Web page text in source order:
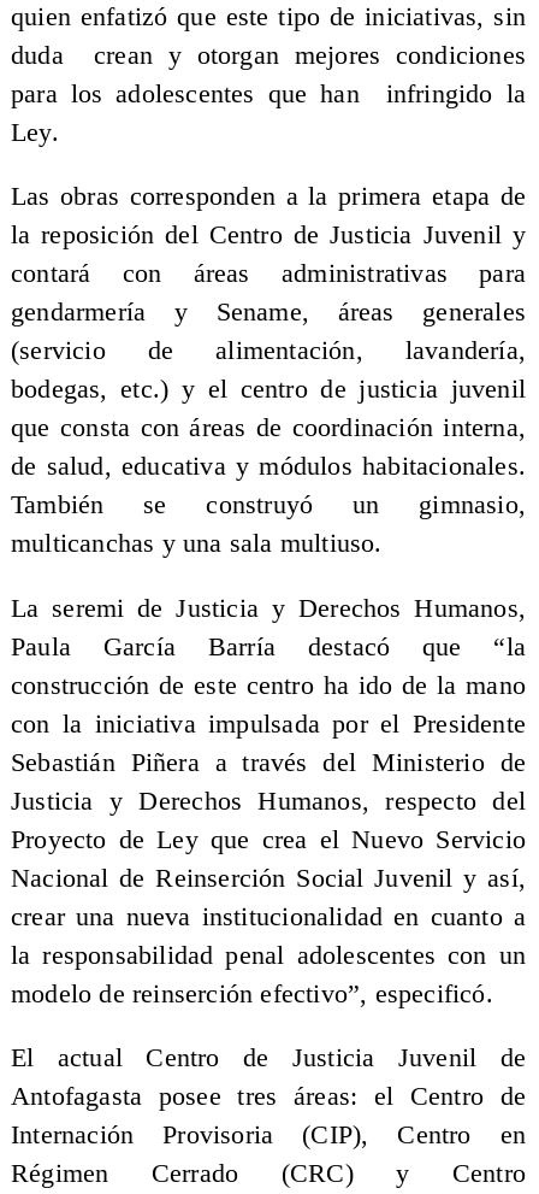
quien enfatizó que este tipo de iniciativas, sin
duda crean y otorgan mejores condiciones
para los adolescentes que han infringido la
Ley.
Las obras corresponden a la primera etapa de
la reposición del Centro de Justicia Juvenil y
contará con áreas administrativas para
gendarmería y Sename, áreas generales
(servicio de alimentación, lavandería,
bodegas, etc.) y el centro de justicia juvenil
que consta con áreas de coordinación interna,
de salud, educativa y módulos habitacionales.
También se construyó un gimnasio,
multicanchas y una sala multiuso.
La seremi de Justicia y Derechos Humanos,
Paula García Barría destacó que “la
construcción de este centro ha ido de la mano
con la iniciativa impulsada por el Presidente
Sebastián Piñera a través del Ministerio de
Justicia y Derechos Humanos, respecto del
Proyecto de Ley que crea el Nuevo Servicio
Nacional de Reinserción Social Juvenil y así,
crear una nueva institucionalidad en cuanto a
la responsabilidad penal adolescentes con un
modelo de reinserción efectivo”, especificó.
El actual Centro de Justicia Juvenil de
Antofagasta posee tres áreas: el Centro de
Internación Provisoria (CIP), Centro en
Régimen Cerrado (CRC) y Centro